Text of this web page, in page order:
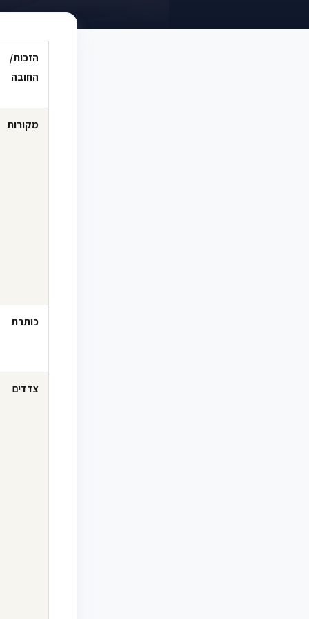
הזכות/
החובה
מקורות
כותרת
צדדים